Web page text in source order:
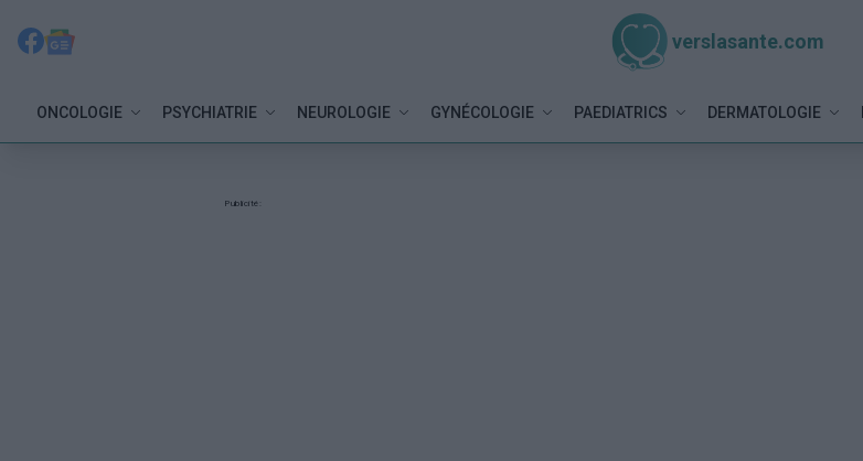
verslasante.com
ONCOLOGIE PSYCHIATRIE NEUROLOGIE GYNÉCOLOGIE PAEDIATRICS DERMATOLOGIE
Publicité: